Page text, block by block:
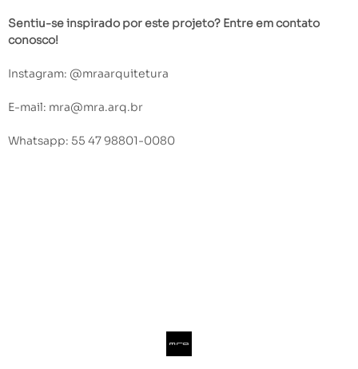
Sentiu-se inspirado por este projeto? Entre em contato
conosco!
Instagram: @mraarquitetura
E-mail: mra@mra.arq.br
Whatsapp: 55 47 98801-0080